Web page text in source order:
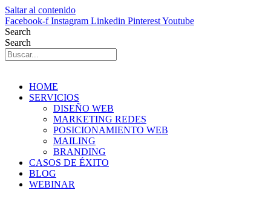
Saltar al contenido
Facebook-f Instagram Linkedin PinterestYoutube
Search
Search
HOME
SERVICIOS
DISEÑO WEB
MARKETING REDES
POSICIONAMIENTO WEB
MAILING
BRANDING
CASOS DE ÉXITO
BLOG
WEBINAR